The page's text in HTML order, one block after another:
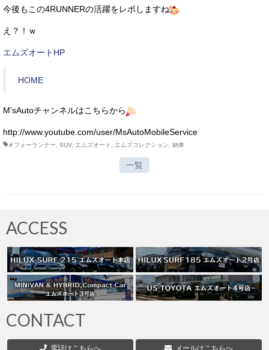
今後もこの4RUNNERの活躍をレポしますね
え？！ｗ
エムズオートHP
HOME
M’sAutoチャンネルはこちらから
http://www.youtube.com/user/MsAutoMobileService
＃フォーランナー, SUV, エムズオート , エムズコレクション, 納車
一覧
ACCESS
CONTACT
電話はこちらへ メールはこちらへ